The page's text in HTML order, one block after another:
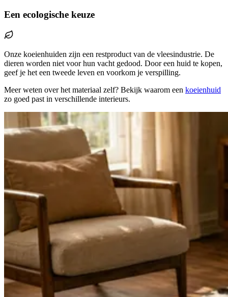
Een ecologische keuze
Onze koeienhuiden zijn een restproduct van de vleesindustrie. De
dieren worden niet voor hun vacht gedood. Door een huid te kopen,
geef je het een tweede leven en voorkom je verspilling.
Meer weten over het materiaal zelf? Bekijk waarom een koeienhuid
zo goed past in verschillende interieurs.